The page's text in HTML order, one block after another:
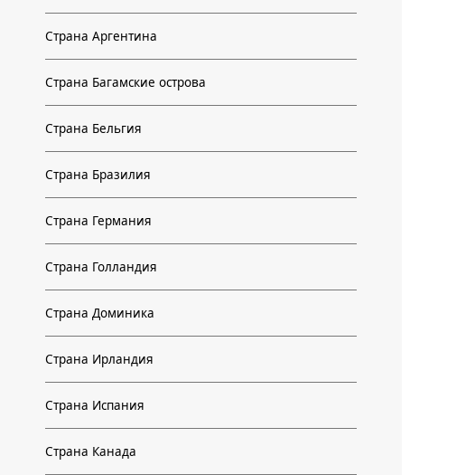
Страна Аргентина
Страна Багамские острова
Страна Бельгия
Страна Бразилия
Страна Германия
Страна Голландия
Страна Доминика
Страна Ирландия
Страна Испания
Страна Канада